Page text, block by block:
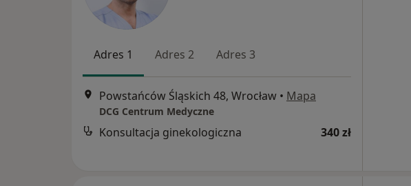
Adres 1 Adres 2 Adres 3
Powstańców Śląskich 48, Wrocław • Mapa
DCG Centrum Medyczne
Konsultacja ginekologiczna 340 zł